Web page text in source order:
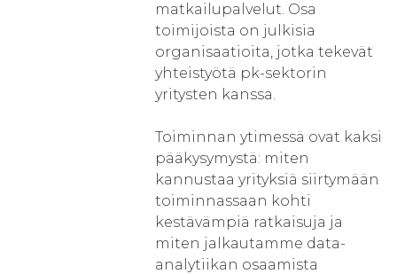
matkailupalvelut. Osa
toimijoista on julkisia
organisaatioita, jotka tekevät
yhteistyötä pk-sektorin
yritysten kanssa.
Toiminnan ytimessä ovat kaksi
pääkysymystä: miten
kannustaa yrityksiä siirtymään
toiminnassaan kohti
kestävämpiä ratkaisuja ja
miten jalkautamme data-
analytiikan osaamista